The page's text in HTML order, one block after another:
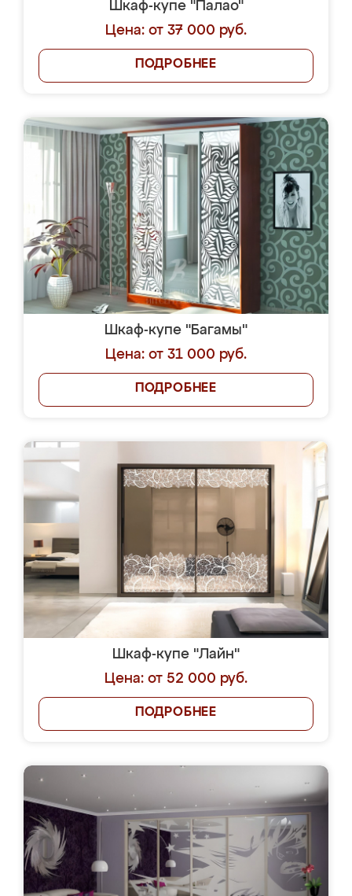
Шкаф-купе "Палао"
Цена: от 37 000 руб.
ПОДРОБНЕЕ
Шкаф-купе "Багамы"
Цена: от 31 000 руб.
ПОДРОБНЕЕ
Шкаф-купе "Лайн"
Цена: от 52 000 руб.
ПОДРОБНЕЕ